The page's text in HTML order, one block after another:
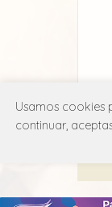
Usamos cookies
continuar,